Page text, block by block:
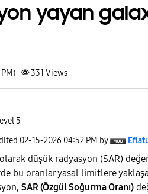
yayan
331 Views
5
‎02-15-2026 04:52 PM by
düşük radyasyon (SAR)
bu oranlar yasal limitlere
SAR (Özgül Soğurma Oranı)